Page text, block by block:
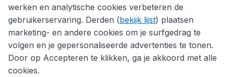
werken en analytische cookies verbeteren de
gebruikerservaring. Derden (bekijk lijst) plaatsen
marketing- en andere cookies om je surfgedrag te
volgen en je gepersonaliseerde advertenties te tonen.
Door op Accepteren te klikken, ga je akkoord met alle
cookies.